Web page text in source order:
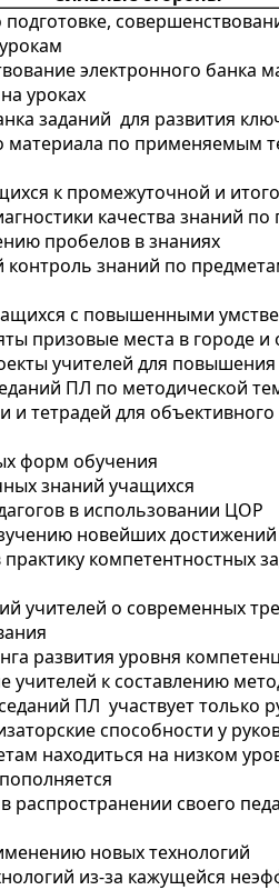
подготовке,
электронного банка
уроках
заданий для развития
материала по применяемым
к промежуточной и
качества знаний
пробелов в знаниях
контроль знаний по
с повышенными
призовые места в городе и
учителей для
ПЛ по методической
тетрадей для
форм обучения
знаний учащихся
в использовании ЦОР
новейших
компетентностных
учителей о современных
развития уровня
к составлению
ПЛ участвует только
способности у
находиться на низком
распространении своего
новых технологий
из-за кажущейся